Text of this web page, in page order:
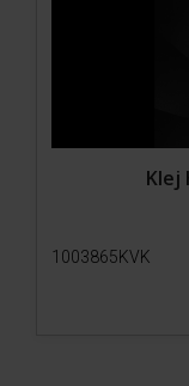
Klej
1003865KVK